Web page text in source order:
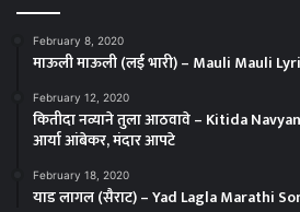
February 8, 2020
माऊली माऊली (लई भारी) – Mauli Mauli
February 12, 2020
कितीदा नव्याने तुला आठवावे – Kitida
आर्या आंबेकर, मंदार आपटे
February 18, 2020
याड लागल (सैराट) – Yad Lagla Marathi